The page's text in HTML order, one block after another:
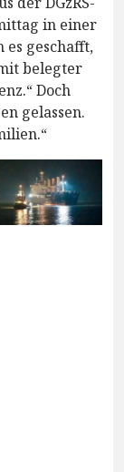
in einer
es geschafft,
belegter
Doch
gelassen.